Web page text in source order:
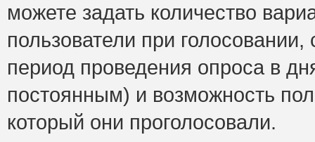
можете задать количество
пользователи при
период проведения опроса в
постоянным) и возможность
который они проголосовали.